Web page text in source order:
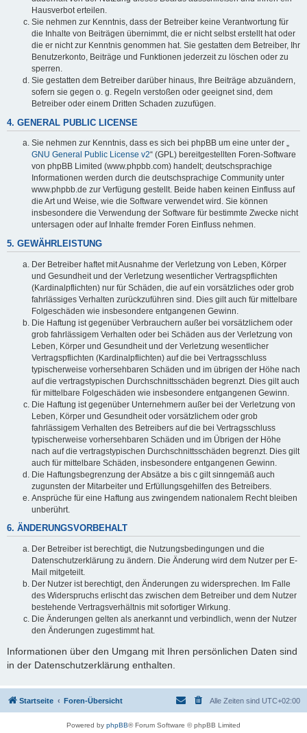
Hausverbot erteilen.
Sie nehmen zur Kenntnis, dass der Betreiber keine Verantwortung für
die Inhalte von Beiträgen übernimmt, die er nicht selbst erstellt hat oder
die er nicht zur Kenntnis genommen hat. Sie gestatten dem Betreiber, Ihr
Benutzerkonto, Beiträge und Funktionen jederzeit zu löschen oder zu
sperren.
Sie gestatten dem Betreiber darüber hinaus, Ihre Beiträge abzuändern,
sofern sie gegen o. g. Regeln verstoßen oder geeignet sind, dem
Betreiber oder einem Dritten Schaden zuzufügen.
4. GENERAL PUBLIC LICENSE
Sie nehmen zur Kenntnis, dass es sich bei phpBB um eine unter der „
GNU General Public License v2“ (GPL) bereitgestellten Foren-Software
von phpBB Limited (www.phpbb.com) handelt; deutschsprachige
Informationen werden durch die deutschsprachige Community unter
www.phpbb.de zur Verfügung gestellt. Beide haben keinen Einfluss auf
die Art und Weise, wie die Software verwendet wird. Sie können
insbesondere die Verwendung der Software für bestimmte Zwecke nicht
untersagen oder auf Inhalte fremder Foren Einfluss nehmen.
5. GEWÄHRLEISTUNG
Der Betreiber haftet mit Ausnahme der Verletzung von Leben, Körper
und Gesundheit und der Verletzung wesentlicher Vertragspflichten
(Kardinalpflichten) nur für Schäden, die auf ein vorsätzliches oder grob
fahrlässiges Verhalten zurückzuführen sind. Dies gilt auch für mittelbare
Folgeschäden wie insbesondere entgangenen Gewinn.
Die Haftung ist gegenüber Verbrauchern außer bei vorsätzlichem oder
grob fahrlässigem Verhalten oder bei Schäden aus der Verletzung von
Leben, Körper und Gesundheit und der Verletzung wesentlicher
Vertragspflichten (Kardinalpflichten) auf die bei Vertragsschluss
typischerweise vorhersehbaren Schäden und im übrigen der Höhe nach
auf die vertragstypischen Durchschnittsschäden begrenzt. Dies gilt auch
für mittelbare Folgeschäden wie insbesondere entgangenen Gewinn.
Die Haftung ist gegenüber Unternehmern außer bei der Verletzung von
Leben, Körper und Gesundheit oder vorsätzlichem oder grob
fahrlässigem Verhalten des Betreibers auf die bei Vertragsschluss
typischerweise vorhersehbaren Schäden und im Übrigen der Höhe
nach auf die vertragstypischen Durchschnittsschäden begrenzt. Dies gilt
auch für mittelbare Schäden, insbesondere entgangenen Gewinn.
Die Haftungsbegrenzung der Absätze a bis c gilt sinngemäß auch
zugunsten der Mitarbeiter und Erfüllungsgehilfen des Betreibers.
Ansprüche für eine Haftung aus zwingendem nationalem Recht bleiben
unberührt.
6. ÄNDERUNGSVORBEHALT
Der Betreiber ist berechtigt, die Nutzungsbedingungen und die
Datenschutzerklärung zu ändern. Die Änderung wird dem Nutzer per E-
Mail mitgeteilt.
Der Nutzer ist berechtigt, den Änderungen zu widersprechen. Im Falle
des Widerspruchs erlischt das zwischen dem Betreiber und dem Nutzer
bestehende Vertragsverhältnis mit sofortiger Wirkung.
Die Änderungen gelten als anerkannt und verbindlich, wenn der Nutzer
den Änderungen zugestimmt hat.
Informationen über den Umgang mit Ihren persönlichen Daten sind
in der Datenschutzerklärung enthalten.
Startseite Foren-Übersicht Alle Zeiten sind UTC+02:00
Powered by phpBB® Forum Software © phpBB Limited